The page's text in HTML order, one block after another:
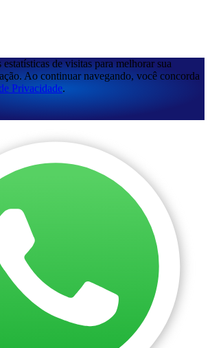
estatísticas de visitas para melhorar sua
Ao continuar navegando, você concorda
Privacidade.